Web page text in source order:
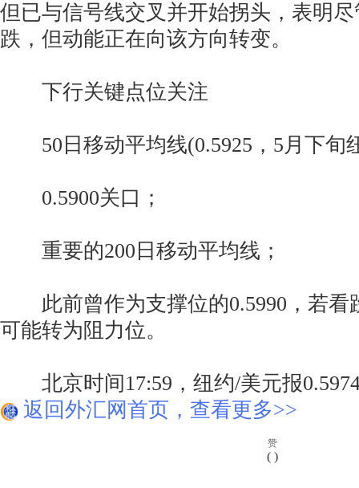
但已与信号线交叉并开始拐头，表明
跌，但动能正在向该方向转变。
下行关键点位关注
50日移动平均线(0.5925，5月下旬
0.5900关口；
重要的200日移动平均线；
此前曾作为支撑位的0.5990，若看
可能转为阻力位。
北京时间17:59，纽约/美元报
返回外汇网首页，查看更多>>
赞
( )